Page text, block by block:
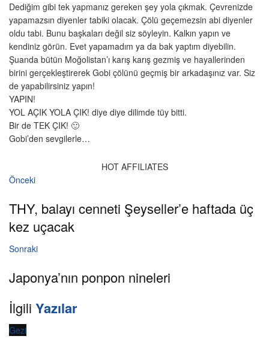
Dediğim gibi tek yapmanız gereken şey yola çıkmak. Çevrenizde
yapamazsın diyenler tabiki olacak. Çölü geçemezsin abi diyenler
oldu tabi. Bunu başkaları değil siz söyleyin. Kalkın yapın ve
kendiniz görün. Evet yapamadım ya da bak yaptım diyebilin.
Şuanda bütün Moğolistan’ı karış karış gezmiş ve hayallerinden
birini gerçekleştirerek Gobi çölünü geçmiş bir arkadaşınız var. Siz
de yapabilirsiniz yapın!
YAPIN!
YOL AÇIK YOLA ÇIK! diye diye dilimde tüy bitti.
Bir de TEK ÇIK! 🙂
Gobi’den sevgilerle…
HOT AFFILIATES
Önceki
THY, balayı cenneti Şeyseller’e haftada üç
kez uçacak
Sonraki
Japonya’nın ponpon nineleri
İlgili Yazılar
Gezi